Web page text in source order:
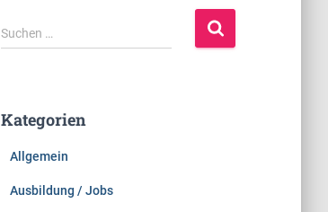
S
u
n
Suchen …
Kategorien
Allgemein
Ausbildung / Jobs